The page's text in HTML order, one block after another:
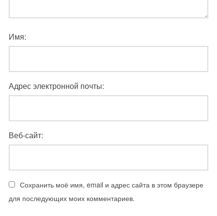
Имя:
Адрес электронной почты:
Веб-сайт:
Сохранить моё имя, email и адрес сайта в этом браузере
для последующих моих комментариев.